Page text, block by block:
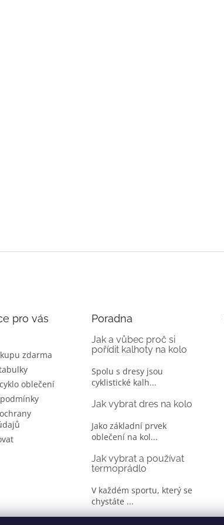
pro vás
zdarma
oblečení
Poradna
Jak a vůbec proč si
pořídit kalhoty na kolo
Spolu s dresy jsou
cyklistické kalh...
Jak vybrat dres na kolo
Jako základní prvek
oblečení na kol...
Jak vybrat a používat
termoprádlo
V každém sportu, který se
chystáte ...